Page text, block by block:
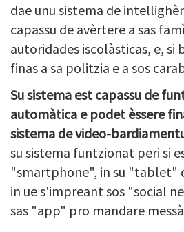
dae unu sistema de
capassu de avèrtere a sas
autoridades iscolàsticas, e, si
finas a sa politzia e a sos
Su sistema est capassu de
automàtica e podet èssere
sistema de video-
su sistema funtzionat peri si
"smartphone", in su "tablet"
in ue s'impreant sos "social
sas "app" pro mandare